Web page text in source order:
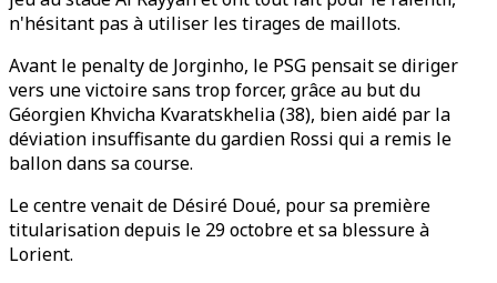
n'hésitant pas à utiliser les tirages de maillots.
Avant le penalty de Jorginho, le PSG pensait se diriger
vers une victoire sans trop forcer, grâce au but du
Géorgien Khvicha Kvaratskhelia (38), bien aidé par la
déviation insuffisante du gardien Rossi qui a remis le
ballon dans sa course.
Le centre venait de Désiré Doué, pour sa première
titularisation depuis le 29 octobre et sa blessure à
Lorient.